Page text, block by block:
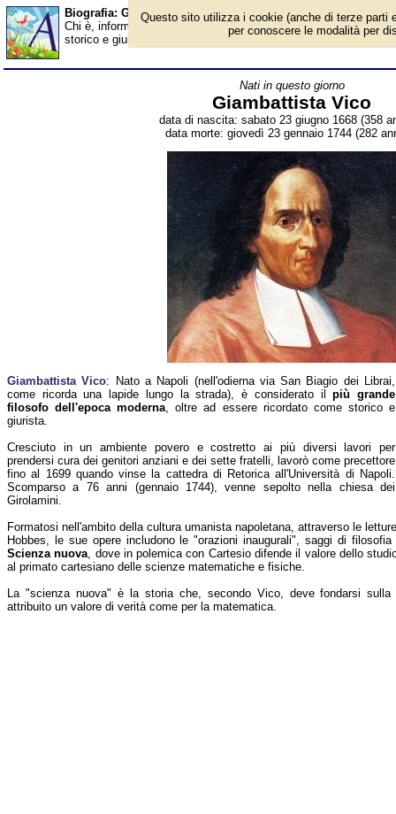
Biografia: Giambattista Vico - Almanacco
Chi è, informazioni, foto, qual è la data di nascita, dove è nato,
storico e giurista italiano del Settecento. Breve biografia. Voce
Nati in questo giorno
Giambattista Vico
data di nascita: sabato 23 giugno 1668 (358
data morte: giovedì 23 gennaio 1744 (282
Giambattista Vico: Nato a Napoli (nell'odierna via San Biagio dei Librai,
come ricorda una lapide lungo la strada), è considerato ilpiù grande
filosofo dell'epoca moderna, oltre ad essere ricordato come storico e
giurista.
Cresciuto in un ambiente povero e costretto ai più diversi lavori per
prendersi cura dei genitori anziani e dei sette fratelli, lavorò come precettore
fino al 1699 quando vinse la cattedra di Retorica all'Università di Napoli.
Scomparso a 76 anni (gennaio 1744), venne sepolto nella chiesa dei
Girolamini.
Formatosi nell'ambito della cultura umanista napoletana, attraverso le
Hobbes, le sue opere includono le "orazioni inaugurali", saggi di
Scienza nuova, dove in polemica con Cartesio difende il valore dello
al primato cartesiano delle scienze matematiche e fisiche.
La "scienza nuova" è la storia che, secondo Vico, deve fondarsi
attribuito un valore di verità come per la matematica.
Questo sito utilizza i cookie (anche di terze parti
per conoscere le modalità per